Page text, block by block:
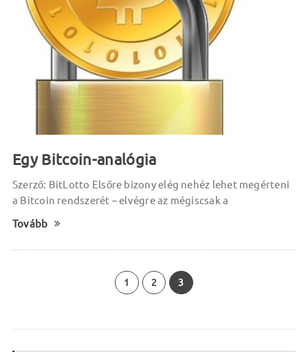
Egy Bitcoin-analógia
Szerző: BitLotto Elsőre bizony elég nehéz lehet megérteni
a Bitcoin rendszerét – elvégre az mégiscsak a
Tovább
1 2 3